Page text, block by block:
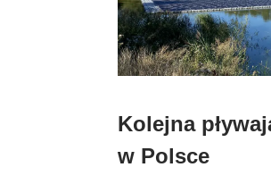
Kolejna
w Polsce